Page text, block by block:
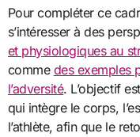
Pour compléter ce
s’intéresser à des
et physiologiques au
comme des exemples
l’adversité. L’objectif
qui intègre le corps,
l’athlète, afin que le